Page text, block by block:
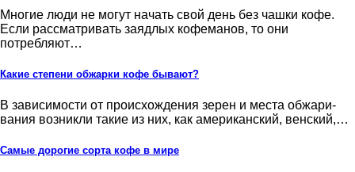
Многие люди не могут начать свой день без чашки кофе.
Если рассматривать заядлых кофеманов, то они
потребляют…
Какие степени обжарки кофе бывают?
В зависимости от происхождения зерен и места обжари­
вания возникли такие из них, как американский, венский,…
Самые дорогие сорта кофе в мире